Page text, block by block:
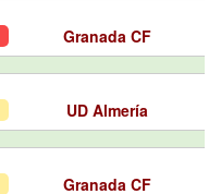
Granada CF
UD Almería
Granada CF